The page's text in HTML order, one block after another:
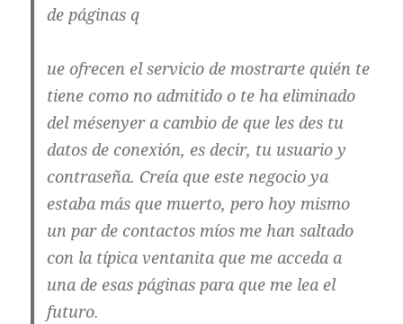
de páginas q
ue ofrecen el servicio de mostrarte quién te
tiene como no admitido o te ha eliminado
del mésenyer a cambio de que les des tu
datos de conexión, es decir, tu usuario y
contraseña. Creía que este negocio ya
estaba más que muerto, pero hoy mismo
un par de contactos míos me han saltado
con la típica ventanita que me acceda a
una de esas páginas para que me lea el
futuro.